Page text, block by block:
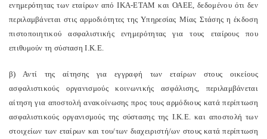
ενημερότητας των εταίρων από ΙΚΑ-ΕΤΑΜ και ΟΑΕΕ, δεδομένου ότι δεν
περιλαμβάνεται στις αρμοδιότητες της Υπηρεσίας Μίας Στάσης η έκδοση
πιστοποιητικού ασφαλιστικής ενημερότητας για τους εταίρους που
επιθυμούν τη σύσταση Ι.Κ.Ε.
β) Αντί της αίτησης για εγγραφή των εταίρων στους οικείους
ασφαλιστικούς οργανισμούς κοινωνικής ασφάλισης, περιλαμβάνεται
αίτηση για αποστολή ανακοίνωσης προς τους αρμόδιους κατά περίπτωση
ασφαλιστικούς οργανισμούς της σύστασης της Ι.Κ.Ε. και αποστολή των
στοιχείων των εταίρων και του/των διαχειριστή/ων στους κατά περίπτωση